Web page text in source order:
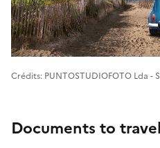
Image 1
Crédits: PUNTOSTUDIOFOTO Lda -
Documents to travel